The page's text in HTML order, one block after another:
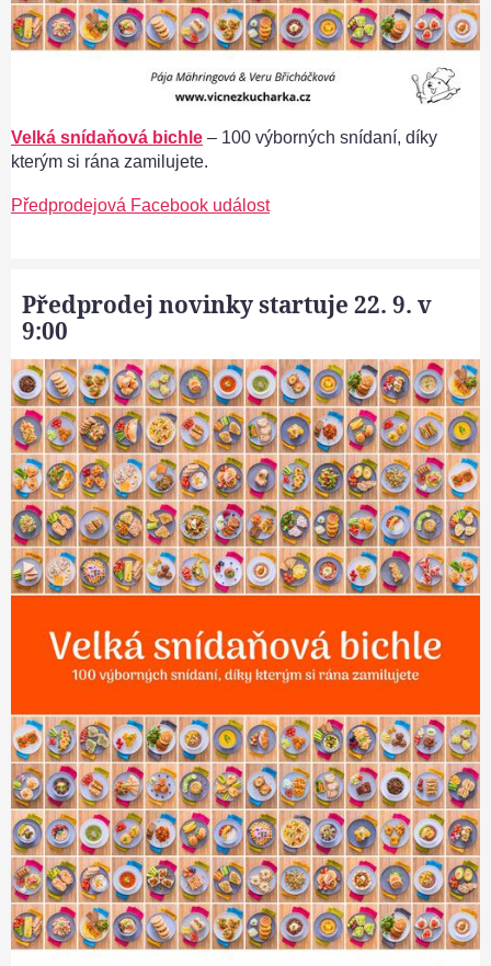
Velká snídaňová bichle – 100 výborných snídaní, díky
kterým si rána zamilujete.
Předprodejová Facebook událost
Předprodej novinky startuje 22. 9. v
9:00